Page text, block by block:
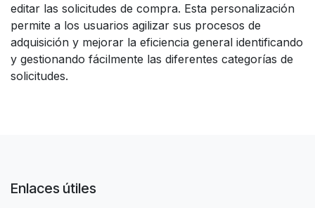
editar las solicitudes de compra. Esta personalización
permite a los usuarios agilizar sus procesos de
adquisición y mejorar la eficiencia general identificando
y gestionando fácilmente las diferentes categorías de
solicitudes.
Enlaces útiles